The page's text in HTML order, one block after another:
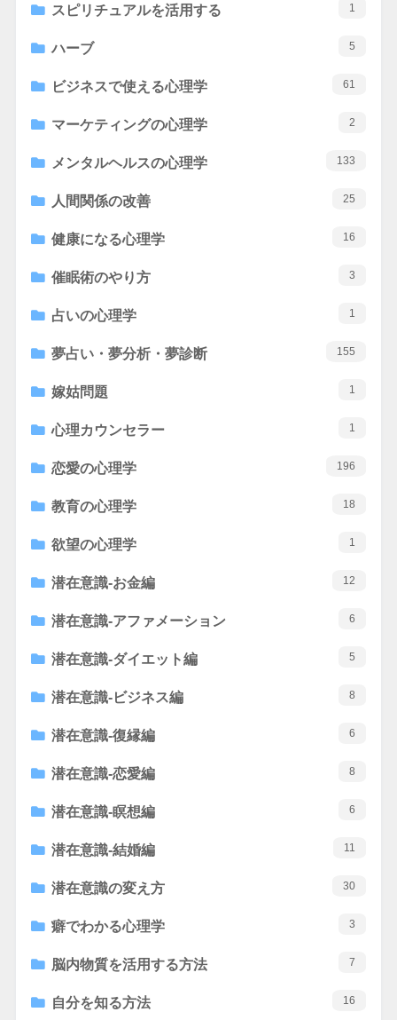
スピリチュアルを活用する 1
ハーブ 5
ビジネスで使える心理学 61
マーケティングの心理学 2
メンタルヘルスの心理学 133
人間関係の改善 25
健康になる心理学 16
催眠術のやり方 3
占いの心理学 1
夢占い・夢分析・夢診断 155
嫁姑問題 1
心理カウンセラー 1
恋愛の心理学 196
教育の心理学 18
欲望の心理学 1
潜在意識-お金編 12
潜在意識-アファメーション 6
潜在意識-ダイエット編 5
潜在意識-ビジネス編 8
潜在意識-復縁編 6
潜在意識-恋愛編 8
潜在意識-瞑想編 6
潜在意識-結婚編 11
潜在意識の変え方 30
癖でわかる心理学 3
脳内物質を活用する方法 7
自分を知る方法 16